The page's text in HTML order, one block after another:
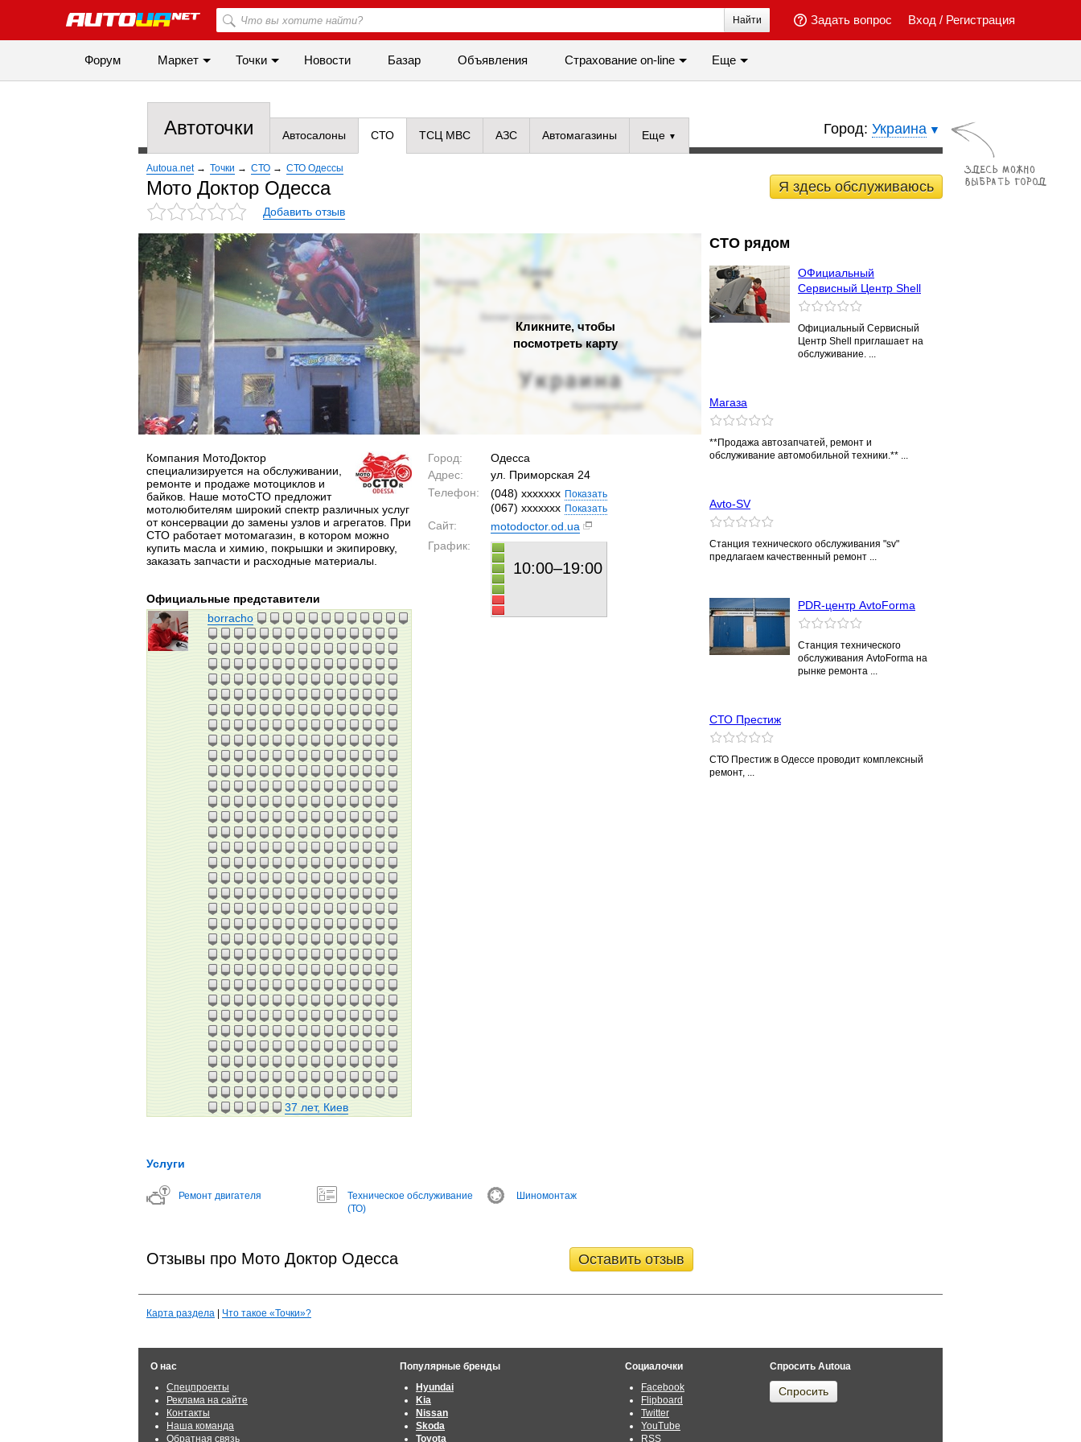
Вход / Регистрация
Задать вопрос
Найти
Форум Маркет Точки Новости Базар Объявления Cтрахование on-line Еще
Город: Украина
Автоточки Автосалоны СТО ТСЦ МВС АЗС Автомагазины Еще
Autoua.net → Точки → СТО → СТО Одессы
Я здесь обслуживаюсь
Мото Доктор Одесса
Добавить отзыв
Кликните, чтобы
посмотреть карту
Город:
Одесса
Адрес:
ул. Приморская 24
Телефон:
(048) xxxxxxx Показать
(067) xxxxxxx Показать
Сайт:
motodoctor.od.ua
График:
10:00–19:00
Компания МотоДоктор
специализируется на обслуживании,
ремонте и продаже мотоциклов и
байков. Наше мотоСТО предложит
мотолюбителям широкий спектр различных услуг
от консервации до замены узлов и агрегатов. При
СТО работает мотомагазин, в котором можно
купить масла и химию, покрышки и экипировку,
заказать запчасти и расходные материалы.
Официальные представители
borracho
37 лет, Киев
Услуги
Ремонт двигателя
Техническое обслуживание
(ТО)
Шиномонтаж
Оставить отзыв
Отзывы про Мото Доктор Одесса
СТО рядом
ОФициальный
Сервисный Центр Shell
Официальный Сервисный
Центр Shell приглашает на
обслуживание. ...
Магаза
**Продажа автозапчатей, ремонт и
обслуживание автомобильной техники.** ...
Avto-SV
Станция технического обслуживания "sv"
предлагаем качественный ремонт ...
PDR-центр AvtoForma
Станция технического
обслуживания AvtoForma на
рынке ремонта ...
СТО Престиж
СТО Престиж в Одессе проводит комплексный
ремонт, ...
Карта раздела Что такое «Точки»?
О нас
Спецпроекты
Реклама на сайте
Контакты
Наша команда
Обратная связь
Популярные бренды
Hyundai
Kia
Nissan
Skoda
Toyota
Социалочки
Facebook
Flipboard
Twitter
YouTube
RSS
Спросить Autoua
Спросить